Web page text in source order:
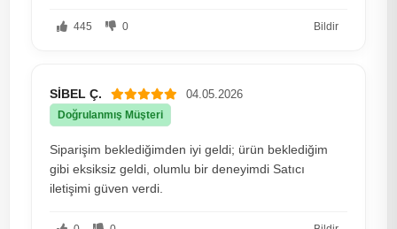
445 0 Bildir
SİBEL Ç. 04.05.2026
Doğrulanmış Müşteri
Siparişim beklediğimden iyi geldi; ürün beklediğim
gibi eksiksiz geldi, olumlu bir deneyimdi Satıcı
iletişimi güven verdi.